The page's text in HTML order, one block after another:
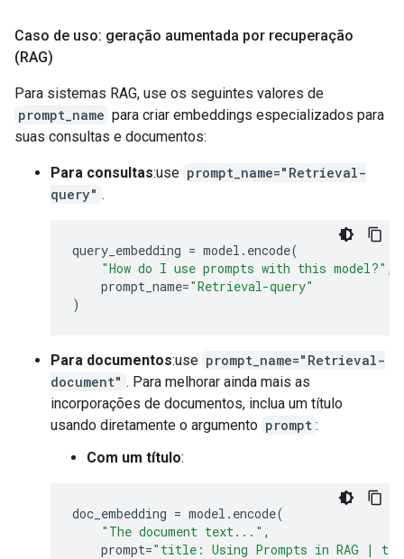
🙋‍♂️
['The chef prepared a delicious meal for the
🙋‍♂️
['She is an expert in machine learning.', 'He
`-> 🤖 score:  0.6425841
['The weather in Tokyo is sunny today.', 'I need
Caso de uso: geração aumentada por recuperação
(RAG)
Para sistemas RAG, use os seguintes valores de
prompt_name para criar embeddings especializados para
suas consultas e documentos:
Para consultas:use prompt_name="Retrieval-
query" .
query_embedding = model . encode(
"How do I use prompts with this model?" ,
prompt_name="Retrieval-query"
)
Para documentos:use prompt_name="Retrieval-
document" . Para melhorar ainda mais as
incorporações de documentos, inclua um título
usando diretamente o argumento prompt :
Com um título:
doc_embedding = model . encode(
"The document text..." ,
prompt="title: Using Prompts in RAG |